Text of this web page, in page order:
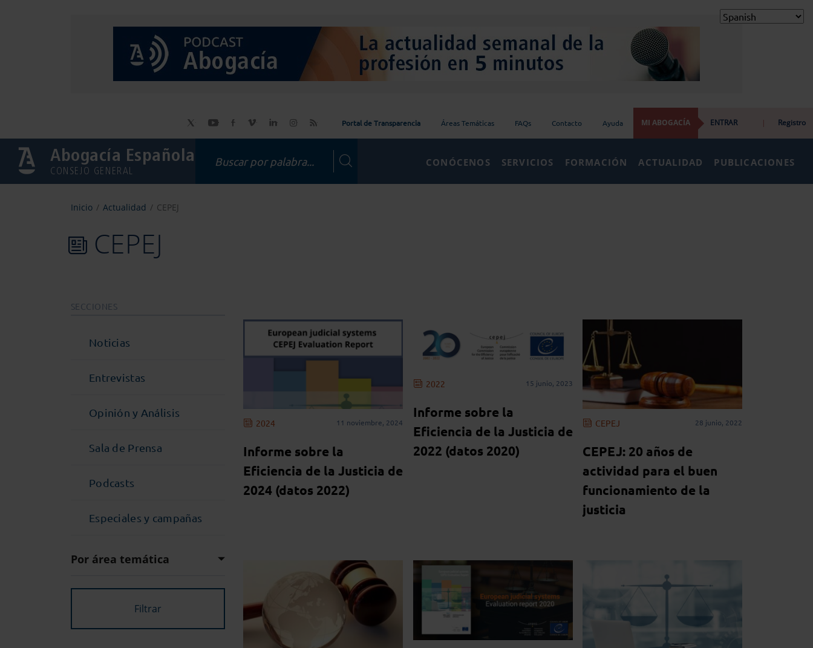
Portal de Transparencia Áreas Temáticas FAQs Contacto Ayuda MI ABOGACÍA ENTRAR | Registro
Abogacía Española
CONSEJO GENERAL
CONÓCENOS SERVICIOS FORMACIÓN ACTUALIDAD PUBLICACIONES
Inicio Actualidad CEPEJ
CEPEJ
SECCIONES
Noticias
Entrevistas
Opinión y Análisis
Sala de Prensa
Podcasts
Especiales y campañas
Por área temática
2024 11 noviembre, 2024
Informe sobre la
Eficiencia de la Justicia de
2024 (datos 2022)
2022 15 junio, 2023
Informe sobre la
Eficiencia de la Justicia de
2022 (datos 2020)
CEPEJ 28 junio, 2022
CEPEJ: 20 años de
actividad para el buen
funcionamiento de la
justicia